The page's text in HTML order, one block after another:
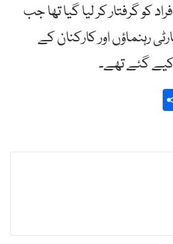
میں ملوث 1900 افراد کو گرفتار کر لیا گیا تھا جب
رہنماؤں اور کارکنان کے
گئے تھے۔